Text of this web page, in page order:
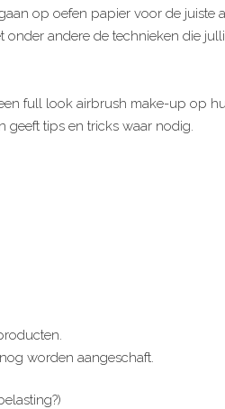
op oefen papier voor de
onder andere de technieken die
full look airbrush make-up op
geeft tips en tricks waar nodig.
worden aangeschaft.